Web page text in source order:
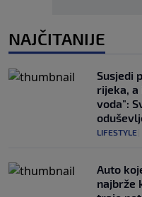
NAJČITANIJE
Susjedi
rijeka, a
voda":
LIFESTYLE
Auto
najbrže